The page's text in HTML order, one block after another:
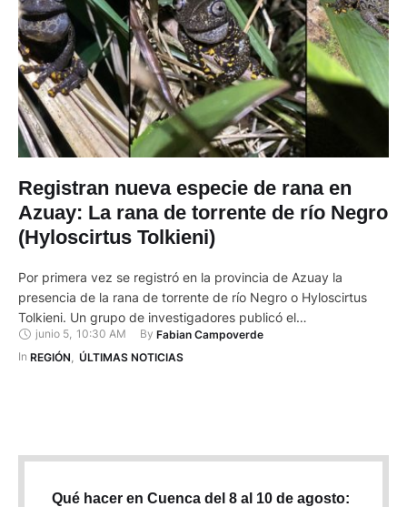
Registran nueva especie de rana en
Azuay: La rana de torrente de río Negro
(Hyloscirtus Tolkieni)
Por primera vez se registró en la provincia de Azuay la
presencia de la rana de torrente de río Negro o Hyloscirtus
Tolkieni. Un grupo de investigadores publicó el
descubrimiento en le Revista Latinoamericana de
Herpetología. El hallazgo permite ampliar el rango de
junio 5, 10:30 AM By Fabian Campoverde
In REGIÓN ÚLTIMAS NOTICIAS
Qué hacer en Cuenca del 8 al 10 de agosto: